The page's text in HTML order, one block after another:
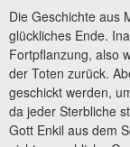
Die Geschichte aus
glückliches Ende.
Fortpflanzung, also
der Toten zurück.
geschickt werden,
da jeder Sterbliche
Gott Enkil aus dem